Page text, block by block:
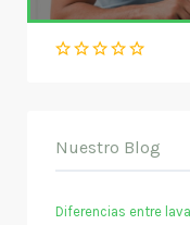
Nuestro Blog
Diferencias entre